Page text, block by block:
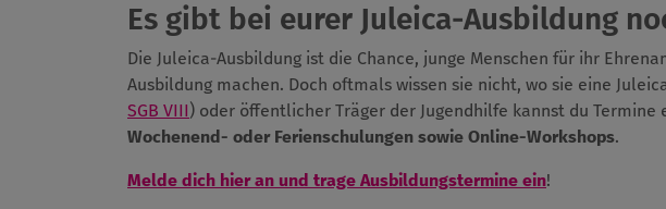
Es gibt bei eurer Juleica-Ausbildung
Die Juleica-Ausbildung ist die Chance, junge Menschen für ihr
Ausbildung machen. Doch oftmals wissen sie nicht, wo sie eine
SGB VIII ) oder öffentlicher Träger der Jugendhilfe kannst du Termine
Wochenend- oder Ferienschulungen sowie Online-Workshops.
Melde dich hier an und trage Ausbildungstermine ein!